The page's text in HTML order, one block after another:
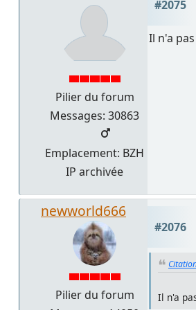
Pilier du forum
Messages: 30863
Emplacement: BZH
IP archivée
#2075
Il n'a
newworld666
Pilier du forum
#2076
Il n'a